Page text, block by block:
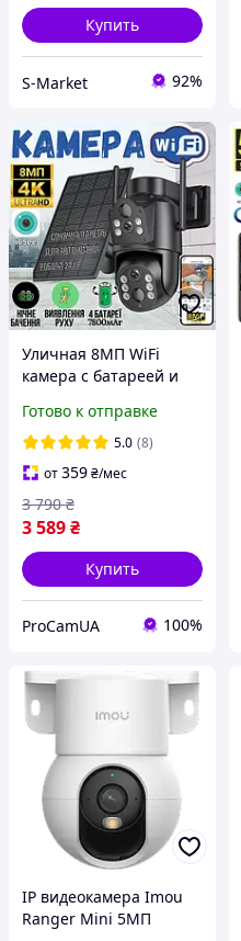
Купить
S-Market 92%
Уличная 8МП WiFi
камера с батареей и
Besder A20 8MP EU
Готово к отправке
5.0 (8)
от359 ₴/мес
3 589 ₴
3 790 ₴
Купить
ProCamUA 100%
IP видеокамера Imou
Ranger Mini 5МП